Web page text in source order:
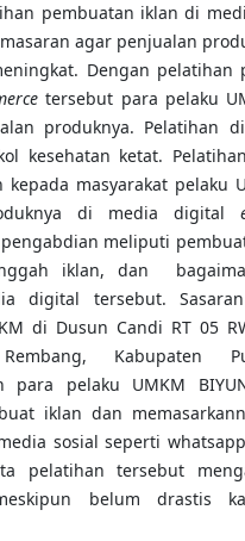
pembuatan iklan di
agar penjualan
Dengan pelatihan
tersebut para pelaku
produknya. Pelatihan
kesehatan ketat.
masyarakat pelaku
di media digital
meliputi
iklan, dan
digital tersebut.
di Dusun Candi RT 05
Kabupaten
para pelaku UMKM
iklan dan
sosial seperti
pelatihan tersebut
belum drastis